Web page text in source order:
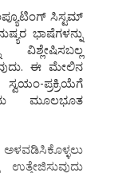
ಸಿಸ್ಟಮ್
ಭಾಷೆಗಳನ್ನು
ಈ ಮೇಲಿನ
ಸ್ವಯಂ-ಪ್ರಕ್ರಿಯೆಗೆ
ಮೂಲಭೂತ
ಅಳವಡಿಸಿಕೊಳ್ಳಲು